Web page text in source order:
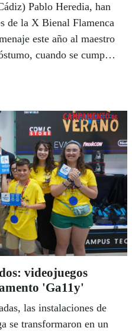
Pablo Heredia, han
de la X Bienal Flamenca
este año al maestro
cuando se cumplen
videojuegos
'Ga11y'
las instalaciones de
se transformaron en un